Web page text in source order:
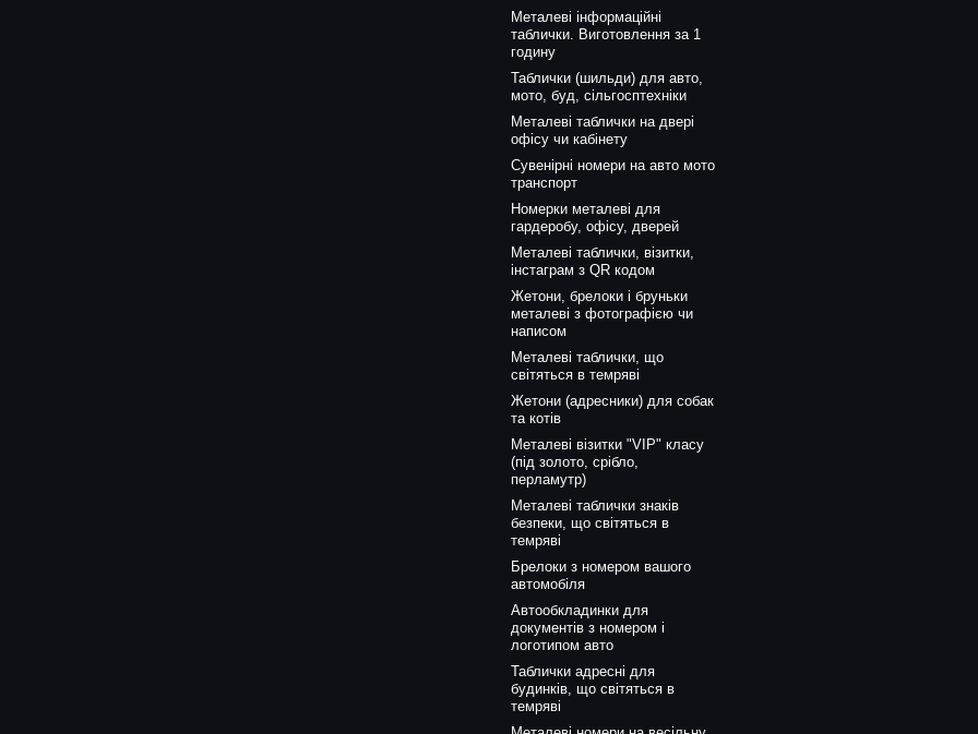
Металеві інформаційні
таблички. Виготовлення за 1
годину
Таблички (шильди) для авто,
мото, буд, сільгосптехніки
Металеві таблички на двері
офісу чи кабінету
Сувенірні номери на авто мото
транспорт
Номерки металеві для
гардеробу, офісу, дверей
Металеві таблички, візитки,
інстаграм з QR кодом
Жетони, брелоки і бруньки
металеві з фотографією чи
написом
Металеві таблички, що
світяться в темряві
Жетони (адресники) для собак
та котів
Металеві візитки "VIP" класу
(під золото, срібло,
перламутр)
Металеві таблички знаків
безпеки, що світяться в
темряві
Брелоки з номером вашого
автомобіля
Автообкладинки для
документів з номером і
логотипом авто
Таблички адресні для
будинків, що світяться в
темряві